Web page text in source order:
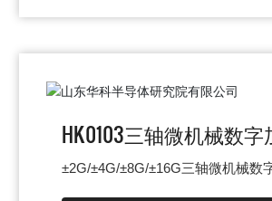
HK0103三轴微机械数
±2G/±4G/±8G/±16G三轴微机械数